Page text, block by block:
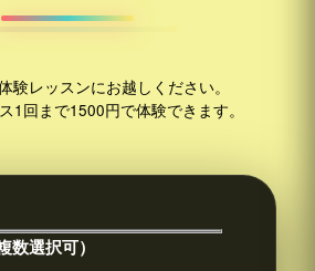
験レッスンにお越しください。
1回まで1500円で体験できます。
数選択可）